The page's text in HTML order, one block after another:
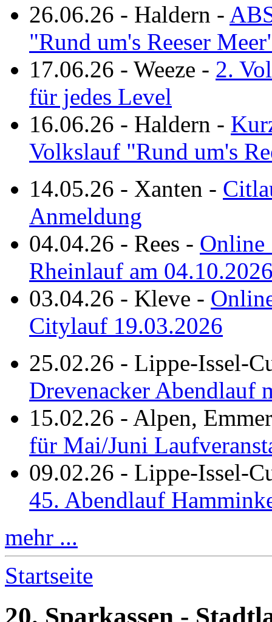
26.06.26 - Haldern -
"Rund um's Reeser
17.06.26 - Weeze - 2.
für jedes Level
16.06.26 - Haldern -
Volkslauf "Rund um's
14.05.26 - Xanten -
Anmeldung
04.04.26 - Rees - Online
Rheinlauf am
03.04.26 - Kleve -
Citylauf 19.03.2026
25.02.26 - Lippe-Issel-
Drevenacker Abendlauf
15.02.26 - Alpen,
für Mai/Juni
09.02.26 - Lippe-Issel-
45. Abendlauf
mehr ...
Startseite
20. Sparkassen -